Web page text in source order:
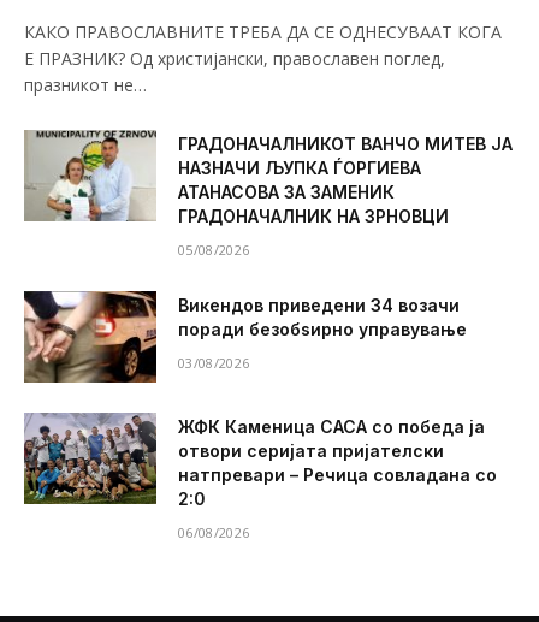
КАКО ПРАВОСЛАВНИТЕ ТРЕБА ДА СЕ ОДНЕСУВААТ КОГА
Е ПРАЗНИК? Од христијански, православен поглед,
празникот не…
ГРАДОНАЧАЛНИКОТ ВАНЧО МИТЕВ ЈА
НАЗНАЧИ ЉУПКА ЃОРГИЕВА
АТАНАСОВА ЗА ЗАМЕНИК
ГРАДОНАЧАЛНИК НА ЗРНОВЦИ
05/08/2026
Викендов приведени 34 возачи
поради безобѕирно управување
03/08/2026
ЖФК Каменица САСА со победа ја
отвори серијата пријателски
натпревари – Речица совладана со
2:0
06/08/2026